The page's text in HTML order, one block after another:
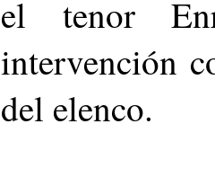
el tenor
intervención
del elenco.